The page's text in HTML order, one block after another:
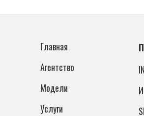
Главная
Агентство
Модели
Услуги